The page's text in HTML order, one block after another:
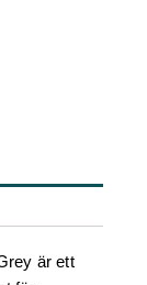
är ett